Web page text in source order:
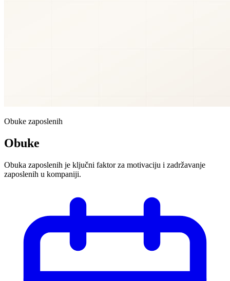
Obuke zaposlenih
Obuke
Obuka zaposlenih je ključni faktor za motivaciju i zadržavanje
zaposlenih u kompaniji.